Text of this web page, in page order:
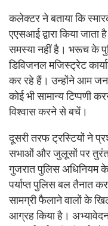
कलेक्टर ने बताया कि
एएसआई द्वारा किया
समस्या नहीं है। भरूच के
डिविजनल मजिस्ट्रेट
कर रहे हैं। उन्होंने आम
कोई भी सामान्य टिप्पणी
विश्वास करने से बचें।
दूसरी तरफ ट्रस्टियों ने
सभाओं और जुलूसों पर तुरंत
गुजरात पुलिस अधिनियम
पर्याप्त पुलिस बल तैनात
सामग्री फैलाने वालों के
आग्रह किया है। अभ्यावेदन